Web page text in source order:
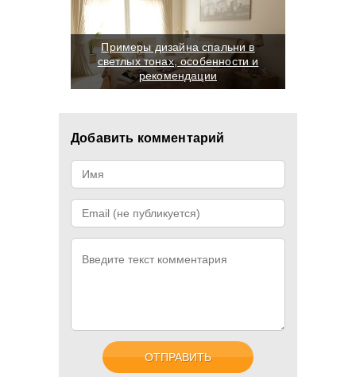
Примеры дизайна спальни в
светлых тонах, особенности и
рекомендации
Добавить комментарий